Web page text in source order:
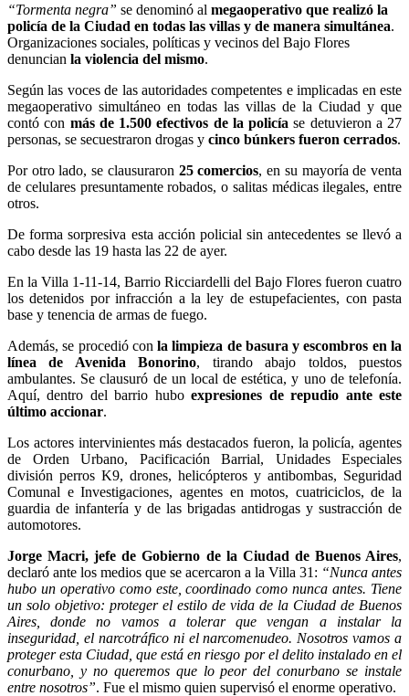
“Tormenta negra” se denominó al megaoperativo que realizó la
policía de la Ciudad en todas las villas y de manera simultánea.
Organizaciones sociales, políticas y vecinos del Bajo Flores
denuncian la violencia del mismo.
Según las voces de las autoridades competentes e implicadas en este
megaoperativo simultáneo en todas las villas de la Ciudad y que
contó con más de 1.500 efectivos de la policía se detuvieron a 27
personas, se secuestraron drogas y cinco búnkers fueron cerrados.
Por otro lado, se clausuraron 25 comercios, en su mayoría de venta
de celulares presuntamente robados, o salitas médicas ilegales, entre
otros.
De forma sorpresiva esta acción policial sin antecedentes se llevó a
cabo desde las 19 hasta las 22 de ayer.
En la Villa 1-11-14, Barrio Ricciardelli del Bajo Flores fueron cuatro
los detenidos por infracción a la ley de estupefacientes, con pasta
base y tenencia de armas de fuego.
Además, se procedió conla limpieza de basura y escombros en la
línea de Avenida Bonorino, tirando abajo toldos, puestos
ambulantes. Se clausuró de un local de estética, y uno de telefonía.
Aquí, dentro del barrio huboexpresiones de repudio ante este
último accionar.
Los actores intervinientes más destacados fueron, la policía, agentes
de Orden Urbano, Pacificación Barrial, Unidades Especiales
división perros K9, drones, helicópteros y antibombas, Seguridad
Comunal e Investigaciones, agentes en motos, cuatriciclos, de la
guardia de infantería y de las brigadas antidrogas y sustracción de
automotores.
Jorge Macri, jefe de Gobierno de la Ciudad de Buenos Aires,
declaró ante los medios que se acercaron a la Villa 31: “Nunca antes
hubo un operativo como este, coordinado como nunca antes. Tiene
un solo objetivo: proteger el estilo de vida de la Ciudad de Buenos
Aires, donde no vamos a tolerar que vengan a instalar la
inseguridad, el narcotráfico ni el narcomenudeo. Nosotros vamos a
proteger esta Ciudad, que está en riesgo por el delito instalado en el
conurbano, y no queremos que lo peor del conurbano se instale
entre nosotros”. Fue el mismo quien supervisó el enorme operativo.